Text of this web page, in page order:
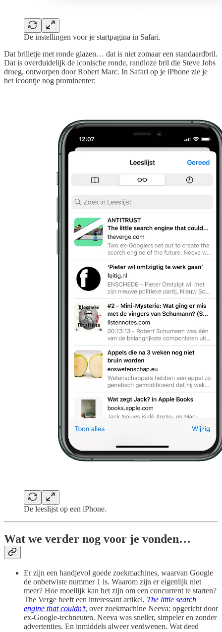
De instellingen voor je startpagina in Safari.
Dat brilletje met ronde glazen… dat is niet zomaar een standaardbril.
Dat is overduidelijk de iconische ronde, randloze bril die Steve Jobs
droeg, ontworpen door Robert Marc. In Safari op je iPhone zie je
het icoontje nog prominenter:
De leeslijst op een iPhone.
Wat we verder nog voor je vonden…
Er zijn een handjevol goede zoekmachines, waarvan Google
de onbetwiste nummer 1 is. Waarom zijn er eigenlijk niet
meer? Hoe moeilijk kan het zijn om een concurrent te starten?
The Verge heeft een interessant artikel, The little search
engine that couldn’t, over zoekmachine Neeva: opgericht door
ex-Google-techneuten. Neeva was sneller, simpeler en zonder
advertenties. En inmiddels alweer verdwenen. Wat deed